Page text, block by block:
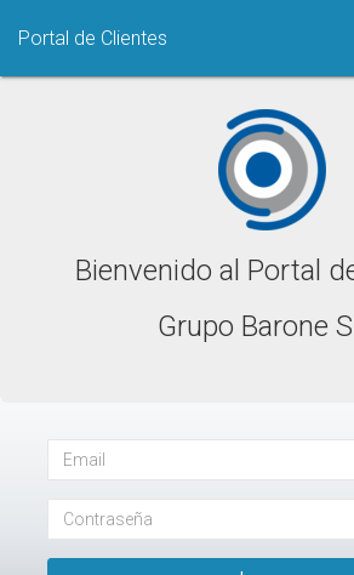
Portal de Clientes
Bienvenido al Portal
Grupo Barone